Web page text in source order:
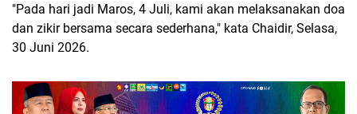
"Pada hari jadi Maros, 4 Juli, kami akan melaksanakan doa
dan zikir bersama secara sederhana," kata Chaidir, Selasa,
30 Juni 2026.